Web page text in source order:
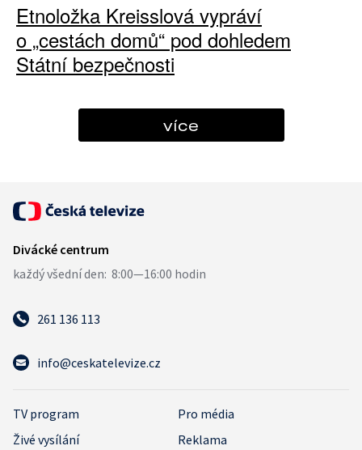
Etnoložka Kreisslová vypráví
o „cestách domů“ pod dohledem
Státní bezpečnosti
více
261 136 113
info@ceskatelevize.cz
TV program
Pro média
Živé vysílání
Reklama